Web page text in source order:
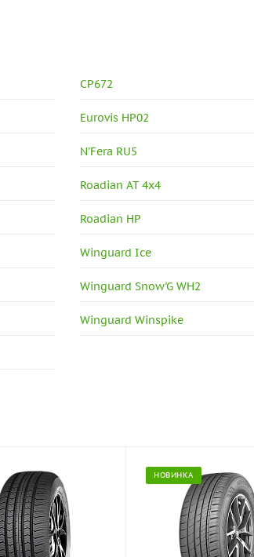
CP672
Eurovis HP02
N'Fera RU5
Roadian AT 4x4
Roadian HP
Winguard Ice
Winguard Snow'G WH2
Winguard Winspike
НОВИНКА